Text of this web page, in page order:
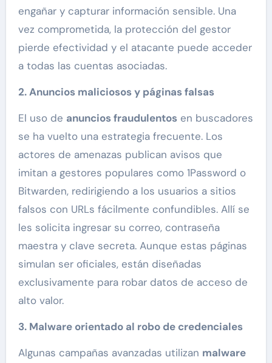
engañar y capturar información sensible. Una
vez comprometida, la protección del gestor
pierde efectividad y el atacante puede acceder
a todas las cuentas asociadas.
2. Anuncios maliciosos y páginas falsas
El uso de anuncios fraudulentosen buscadores
se ha vuelto una estrategia frecuente. Los
actores de amenazas publican avisos que
imitan a gestores populares como 1Password o
Bitwarden, redirigiendo a los usuarios a sitios
falsos con URLs fácilmente confundibles. Allí se
les solicita ingresar su correo, contraseña
maestra y clave secreta. Aunque estas páginas
simulan ser oficiales, están diseñadas
exclusivamente para robar datos de acceso de
alto valor.
3. Malware orientado al robo de credenciales
Algunas campañas avanzadas utilizan malware